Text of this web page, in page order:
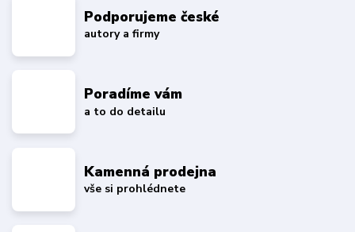
Podporujeme české
autory a firmy
Poradíme vám
a to do detailu
Kamenná prodejna
vše si prohlédnete